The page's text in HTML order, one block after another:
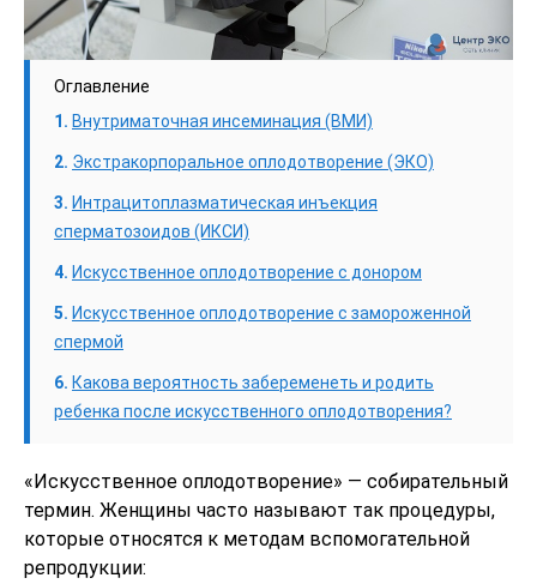
Оглавление
Внутриматочная инсеминация (ВМИ)
Экстракорпоральное оплодотворение (ЭКО)
Интрацитоплазматическая инъекция
сперматозоидов (ИКСИ)
Искусственное оплодотворение с донором
Искусственное оплодотворение с замороженной
спермой
Какова вероятность забеременеть и родить
ребенка после искусственного оплодотворения?
«Искусственное оплодотворение» — собирательный
термин. Женщины часто называют так процедуры,
которые относятся к методам вспомогательной
репродукции: